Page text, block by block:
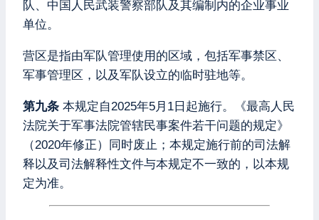
队、中国人民武装警察部队及其编制内的企业事业
单位。
营区是指由军队管理使用的区域，包括军事禁区、
军事管理区，以及军队设立的临时驻地等。
第九条 本规定自2025年5月1日起施行。《最高人民
法院关于军事法院管辖民事案件若干问题的规定》
（2020年修正）同时废止；本规定施行前的司法解
释以及司法解释性文件与本规定不一致的，以本规
定为准。